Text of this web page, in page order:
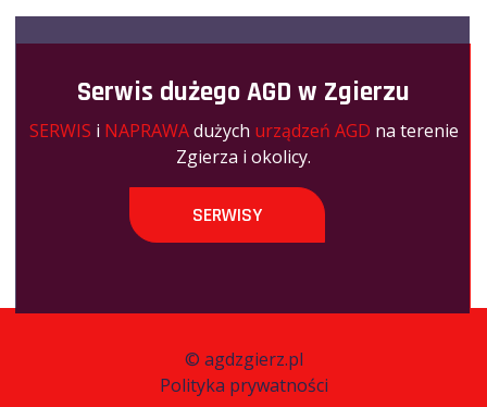
Serwis dużego AGD w Zgierzu
SERWIS i NAPRAWAdużych urządzeń AGD na terenie
Zgierza i okolicy.
SERWISY
© agdzgierz.pl
Polityka prywatności